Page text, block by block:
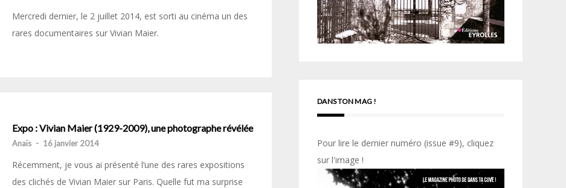
Mercredi dernier, le 2 juillet 2014, est sorti au cinéma un des
rares documentaires sur Vivian Maier.
Expo : Vivian Maier (1929-2009), une photographe révélée
Anaïs - 16 janvier 2014
Récemment, je vous ai présenté l’une des rares expositions
des clichés de Vivian Maier sur Paris. Quelle fut ma surprise
DANS TON MAG !
Pour lire le dernier numéro (issue #9), cliquez
sur l'image !